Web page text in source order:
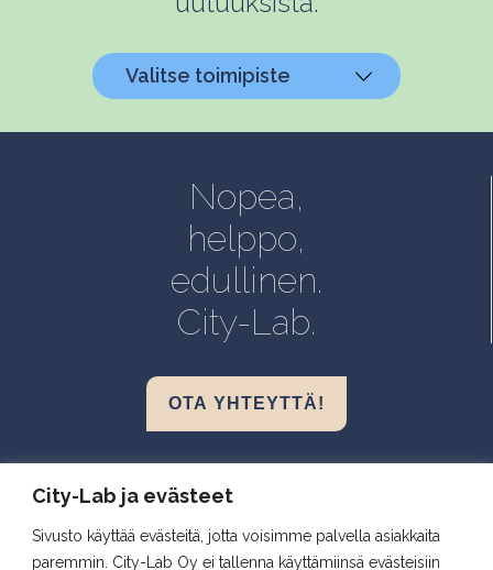
City-Lab ja evästeet
Sivusto käyttää evästeitä, jotta voisimme palvella asiakkaita
paremmin. City-Lab Oy ei tallenna käyttämiinsä evästeisiin
Valitse toimipiste
Helsinki, Biokeskus 1
Kuopio, Snellmania
Oulu, Aapistie
Turku, BioCity
Nopea,
helppo,
edullinen.
City-Lab.
OTA YHTEYTTÄ!
Snellmania, Kuopio